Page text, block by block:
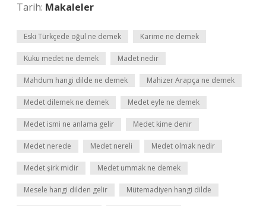
Tarih: Makaleler
Eski Türkçede oğul ne demek Karime ne demek
Kuku medet ne demek Madet nedir
Mahdum hangi dilde ne demek Mahizer Arapça ne demek
Medet dilemek ne demek Medet eyle ne demek
Medet ismi ne anlama gelir Medet kime denir
Medet nerede Medet nereli Medet olmak nedir
Medet şirk midir Medet ummak ne demek
Mesele hangi dilden gelir Mütemadiyen hangi dilde